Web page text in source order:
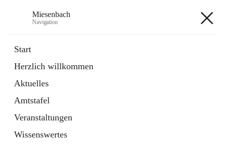
Miesenbach
Navigation
Start
Herzlich willkommen
Aktuelles
Amtstafel
Veranstaltungen
Wissenswertes
Externe Webseite
in
Tab
Region Schneebergland
Externe Webseite
öffnet
in
neuem
Tab